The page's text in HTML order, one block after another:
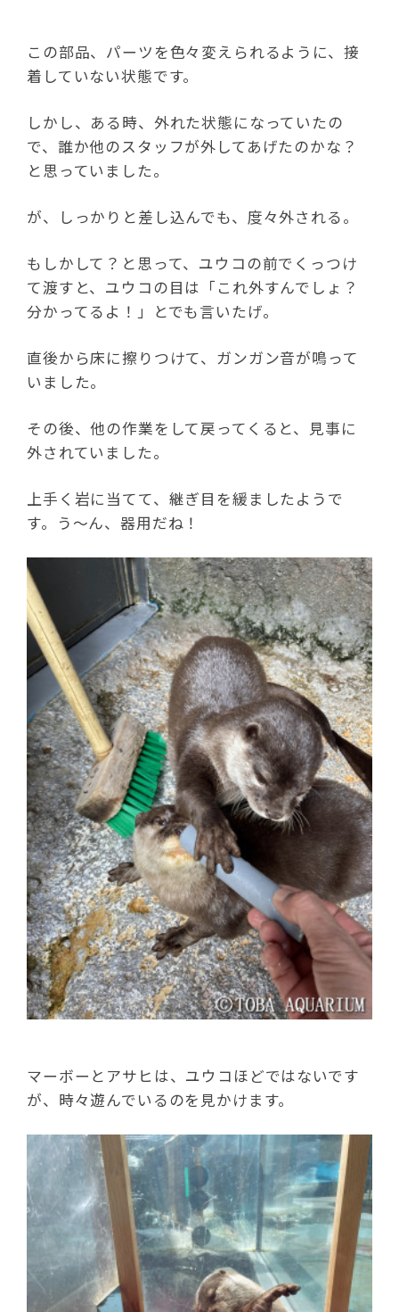
この部品、パーツを色々変えられるように、接
着していない状態です。
しかし、ある時、外れた状態になっていたの
で、誰か他のスタッフが外してあげたのかな？
と思っていました。
が、しっかりと差し込んでも、度々外される。
もしかして？と思って、ユウコの前でくっつけ
て渡すと、ユウコの目は「これ外すんでしょ？
分かってるよ！」とでも言いたげ。
直後から床に擦りつけて、ガンガン音が鳴って
いました。
その後、他の作業をして戻ってくると、見事に
外されていました。
上手く岩に当てて、継ぎ目を緩ましたようで
す。う～ん、器用だね！
マーボーとアサヒは、ユウコほどではないです
が、時々遊んでいるのを見かけます。